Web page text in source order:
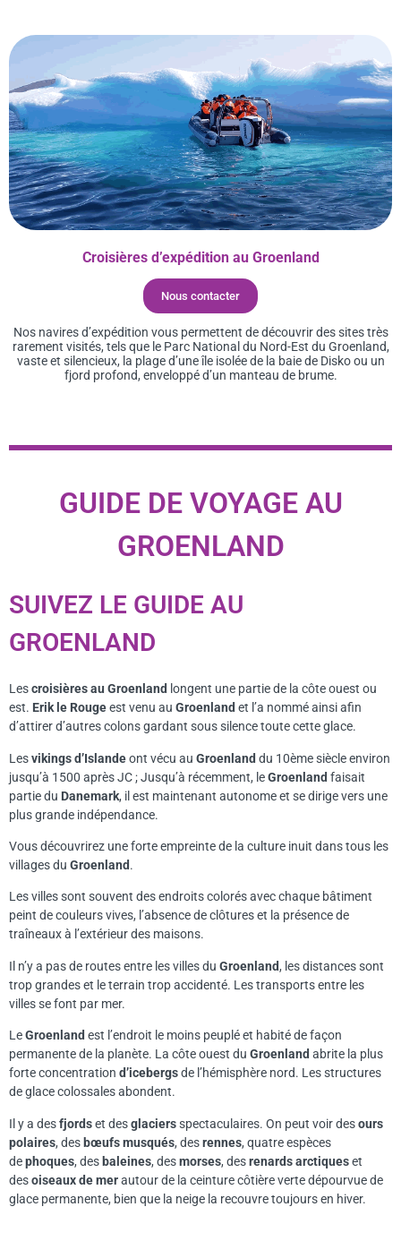
Croisières d’expédition au Groenland
Nous contacter
Nos navires d’expédition vous permettent de découvrir des sites très
rarement visités, tels que le Parc National du Nord-Est du Groenland,
vaste et silencieux, la plage d’une île isolée de la baie de Disko ou un
fjord profond, enveloppé d’un manteau de brume.
GUIDE DE VOYAGE AU
GROENLAND
SUIVEZ LE GUIDE AU
GROENLAND
Lescroisières au Groenland longent une partie de la côte ouest ou
est. Erik le Rougeest venu au Groenland et l’a nommé ainsi afin
d’attirer d’autres colons gardant sous silence toute cette glace.
Lesvikings d’Islandeont vécu au Groenland du 10ème siècle environ
jusqu’à 1500 après JC ; Jusqu’à récemment, leGroenland faisait
partie du Danemark, il est maintenant autonome et se dirige vers une
plus grande indépendance.
Vous découvrirez une forte empreinte de la culture inuit dans tous les
villages du Groenland.
Les villes sont souvent des endroits colorés avec chaque bâtiment
peint de couleurs vives, l’absence de clôtures et la présence de
traîneaux à l’extérieur des maisons.
Il n’y a pas de routes entre les villes du Groenland, les distances sont
trop grandes et le terrain trop accidenté. Les transports entre les
villes se font par mer.
LeGroenland est l’endroit le moins peuplé et habité de façon
permanente de la planète. La côte ouest du Groenland abrite la plus
forte concentration d’icebergsde l’hémisphère nord. Les structures
de glace colossales abondent.
Il y a desfjordset desglaciersspectaculaires. On peut voir desours
polaires, des bœufs musqués, desrennes, quatre espèces
dephoques, des baleines, desmorses, desrenards arctiqueset
desoiseaux de merautour de la ceinture côtière verte dépourvue de
glace permanente, bien que la neige la recouvre toujours en hiver.